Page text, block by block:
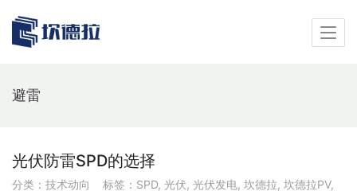
避雷
光伏防雷SPD的选择
分类： 技术动向 标签： SPD, 光伏, 光伏发电, 坎德拉, 坎德拉PV,